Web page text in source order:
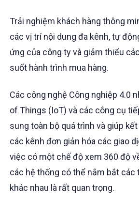
Trải nghiệm khách hàng thông
các vị trí nội dung đa kênh, tự
ứng của công ty và giảm thiểu
suốt hành trình mua hàng.
Các công nghệ Công nghiệp 4.0
of Things (IoT) và các công cụ
sung toàn bộ quá trình và giúp
các kênh đơn giản hóa các giao
việc có một chế độ xem 360 độ
các hệ thống có thể nắm bắt các
khác nhau là rất quan trọng.